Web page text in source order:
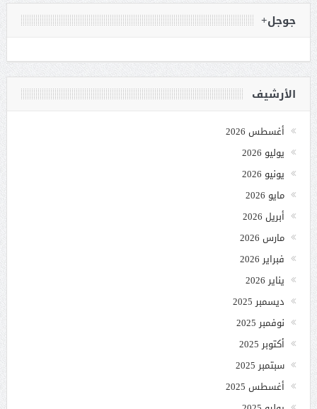
جوجل+
الأرشيف
أغسطس 2026
يوليو 2026
يونيو 2026
مايو 2026
أبريل 2026
مارس 2026
فبراير 2026
يناير 2026
ديسمبر 2025
نوفمبر 2025
أكتوبر 2025
سبتمبر 2025
أغسطس 2025